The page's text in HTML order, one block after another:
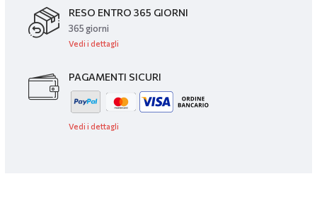
RESO ENTRO 365 GIORNI
365 giorni
Vedi i dettagli
PAGAMENTI SICURI
Vedi i dettagli